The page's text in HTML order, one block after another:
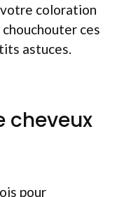
coloration
ces
astuces.
cheveux
pour